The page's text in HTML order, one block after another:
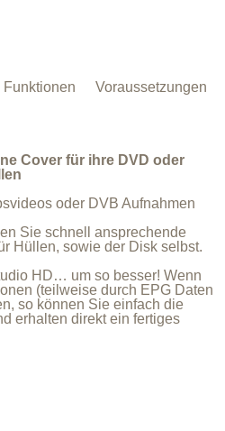
Voraussetzungen
Funktionen
Cover für ihre DVD oder
oder DVB Aufnahmen
Sie schnell ansprechende
Hüllen, sowie der Disk selbst.
HD… um so besser! Wenn
(teilweise durch EPG Daten
so können Sie einfach die
erhalten direkt ein fertiges